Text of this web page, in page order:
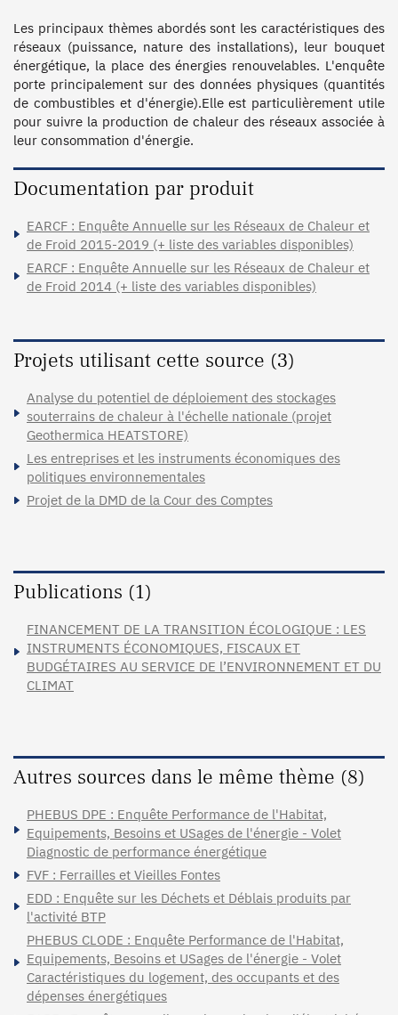
Les principaux thèmes abordés sont les caractéristiques des
réseaux (puissance, nature des installations), leur bouquet
énergétique, la place des énergies renouvelables. L'enquête
porte principalement sur des données physiques (quantités
de combustibles et d'énergie).Elle est particulièrement utile
pour suivre la production de chaleur des réseaux associée à
Documentation par produit
EARCF : Enquête Annuelle sur les Réseaux de Chaleur et
de Froid 2015-2019 (+ liste des variables disponibles)
EARCF : Enquête Annuelle sur les Réseaux de Chaleur et
de Froid 2014 (+ liste des variables disponibles)
Projets utilisant cette source (3)
Analyse du potentiel de déploiement des stockages
souterrains de chaleur à l'échelle nationale (projet
Geothermica HEATSTORE)
Les entreprises et les instruments économiques des
politiques environnementales
Projet de la DMD de la Cour des Comptes
Publications (1)
FINANCEMENT DE LA TRANSITION ÉCOLOGIQUE : LES
INSTRUMENTS ÉCONOMIQUES, FISCAUX ET
BUDGÉTAIRES AU SERVICE DE l’ENVIRONNEMENT ET DU
CLIMAT
Autres sources dans le même thème (8)
PHEBUS DPE : Enquête Performance de l'Habitat,
Equipements, Besoins et USages de l'énergie - Volet
Diagnostic de performance énergétique
FVF : Ferrailles et Vieilles Fontes
EDD : Enquête sur les Déchets et Déblais produits par
l'activité BTP
PHEBUS CLODE : Enquête Performance de l'Habitat,
Equipements, Besoins et USages de l'énergie - Volet
Caractéristiques du logement, des occupants et des
dépenses énergétiques